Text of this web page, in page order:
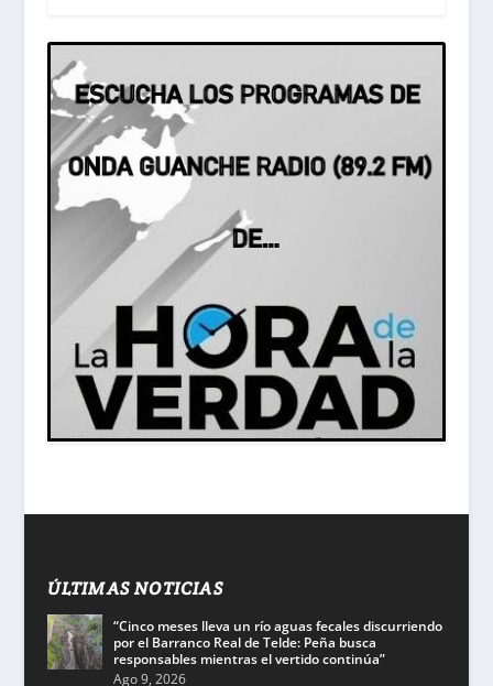
ÚLTIMAS NOTICIAS
“Cinco meses lleva un río aguas fecales discurriendo
por el Barranco Real de Telde: Peña busca
responsables mientras el vertido continúa”
Ago 9, 2026